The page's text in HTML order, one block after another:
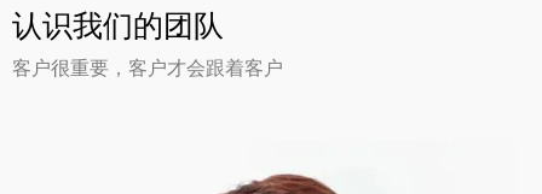
认识我们的团队
客户很重要，客户才会跟着客户